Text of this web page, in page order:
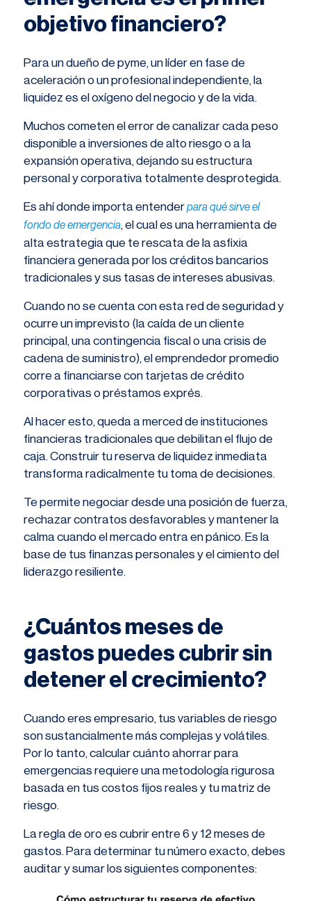
objetivo financiero?
Para un dueño de pyme, un líder en fase de
aceleración o un profesional independiente, la
liquidez es el oxígeno del negocio y de la vida.
Muchos cometen el error de canalizar cada peso
disponible a inversiones de alto riesgo o a la
expansión operativa, dejando su estructura
personal y corporativa totalmente desprotegida.
Es ahí donde importa entenderpara qué sirve el
fondo de emergencia, el cual es una herramienta de
alta estrategia que te rescata de la asfixia
financiera generada por los créditos bancarios
tradicionales y sus tasas de intereses abusivas.
Cuando no se cuenta con esta red de seguridad y
ocurre un imprevisto (la caída de un cliente
principal, una contingencia fiscal o una crisis de
cadena de suministro), el emprendedor promedio
corre a financiarse con tarjetas de crédito
corporativas o préstamos exprés.
Al hacer esto, queda a merced de instituciones
financieras tradicionales que debilitan el flujo de
caja. Construir tu reserva de liquidez inmediata
transforma radicalmente tu toma de decisiones.
Te permite negociar desde una posición de fuerza,
rechazar contratos desfavorables y mantener la
calma cuando el mercado entra en pánico. Es la
base de tus finanzas personales y el cimiento del
liderazgo resiliente.
¿Cuántos meses de
gastos puedes cubrir sin
detener el crecimiento?
Cuando eres empresario, tus variables de riesgo
son sustancialmente más complejas y volátiles.
Por lo tanto, calcular cuánto ahorrar para
emergencias requiere una metodología rigurosa
basada en tus costos fijos reales y tu matriz de
riesgo.
La regla de oro es cubrir entre 6 y 12 meses de
gastos. Para determinar tu número exacto, debes
auditar y sumar los siguientes componentes: